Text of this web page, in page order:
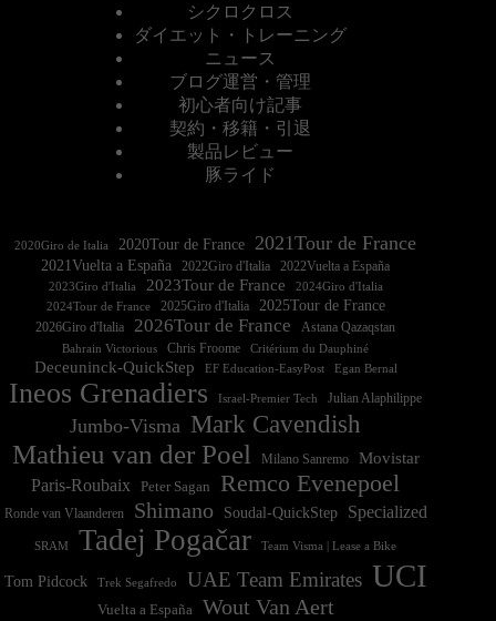
シクロクロス
ダイエット・トレーニング
ニュース
ブログ運営・管理
初心者向け記事
契約・移籍・引退
製品レビュー
豚ライド
2020Giro de Italia 2020Tour de France 2021Tour de France
2021Vuelta a España 2022Vuelta a España
2023Giro d'Italia 2023Tour de France
2024Tour de France
2025Giro d'Italia 2025Tour de France
2026Giro d'Italia 2026Tour de France Astana Qazaqstan
Bahrain Victorious Chris Froome Critérium du Dauphiné
Deceuninck-QuickStep EF Education-EasyPost Egan Bernal
Ineos Grenadiers Israel-Premier Tech Julian Alaphilippe
Jumbo-Visma Mark Cavendish
Mathieu van der Poel Milano Sanremo
Movistar
Paris-Roubaix
Peter Sagan Remco Evenepoel
Ronde van Vlaanderen Shimano Soudal-QuickStep Specialized
SRAM Tadej Pogačar Team Visma | Lease a Bike
Tom Pidcock Trek Segafredo UAE Team Emirates UCI
Vuelta a España Wout Van Aert